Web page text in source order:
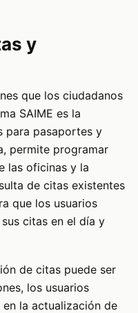
y
que los ciudadanos
SAIME es la
para pasaportes y
permite programar
las oficinas y la
de citas existentes
que los usuarios
citas en el día y
de citas puede ser
los usuarios
la actualización de